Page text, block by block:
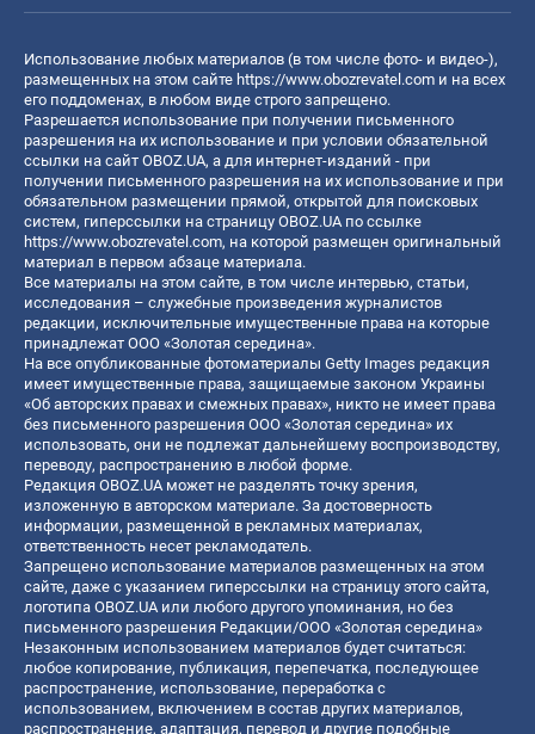
Использование любых материалов (в том числе фото- и видео-),
размещенных на этом сайте https://www.obozrevatel.com и на всех
его поддоменах, в любом виде строго запрещено.
Разрешается использование при получении письменного
разрешения на их использование и при условии обязательной
ссылки на сайт OBOZ.UA, а для интернет-изданий - при
получении письменного разрешения на их использование и при
обязательном размещении прямой, открытой для поисковых
систем, гиперссылки на страницу OBOZ.UA по ссылке
https://www.obozrevatel.com, на которой размещен оригинальный
материал в первом абзаце материала.
Все материалы на этом сайте, в том числе интервью, статьи,
исследования – служебные произведения журналистов
редакции, исключительные имущественные права на которые
принадлежат ООО «Золотая середина».
На все опубликованные фотоматериалы Getty Images редакция
имеет имущественные права, защищаемые законом Украины
«Об авторских правах и смежных правах», никто не имеет права
без письменного разрешения ООО «Золотая середина» их
использовать, они не подлежат дальнейшему воспроизводству,
переводу, распространению в любой форме.
Редакция OBOZ.UA может не разделять точку зрения,
изложенную в авторском материале. За достоверность
информации, размещенной в рекламных материалах,
ответственность несет рекламодатель.
Запрещено использование материалов размещенных на этом
сайте, даже с указанием гиперссылки на страницу этого сайта,
логотипа OBOZ.UA или любого другого упоминания, но без
письменного разрешения Редакции/ООО «Золотая середина»
Незаконным использованием материалов будет считаться:
любое копирование, публикация, перепечатка, последующее
распространение, использование, переработка с
использованием, включением в состав других материалов,
распространение, адаптация, перевод и другие подобные